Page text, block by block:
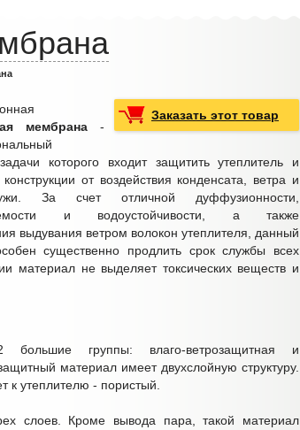
Заказать этот товар
мембрана -
которого входит защитить утеплитель и
от воздействия конденсата, ветра и
За счет отличной дуффузионности,
и водоустойчивости, а также
выдувания ветром волокон утеплителя, данный
существенно продлить срок службы всех
материал не выделяет токсических веществ и
группы: влаго-ветрозащитная и
материал имеет двухслойную структуру.
к утеплителю - пористый.
слоев. Кроме вывода пара, такой материал